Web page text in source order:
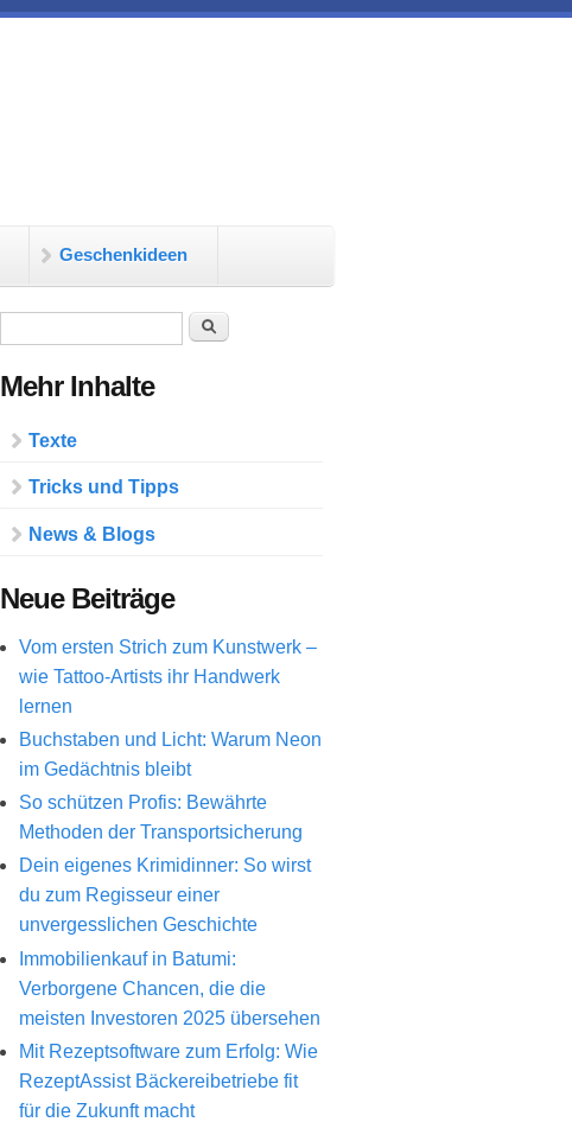
Geschenkideen
Suche
Mehr Inhalte
Texte
Tricks und Tipps
News & Blogs
Neue Beiträge
Vom ersten Strich zum Kunstwerk –
wie Tattoo-Artists ihr Handwerk
lernen
Buchstaben und Licht: Warum Neon
im Gedächtnis bleibt
So schützen Profis: Bewährte
Methoden der Transportsicherung
Dein eigenes Krimidinner: So wirst
du zum Regisseur einer
unvergesslichen Geschichte
Immobilienkauf in Batumi:
Verborgene Chancen, die die
meisten Investoren 2025 übersehen
Mit Rezeptsoftware zum Erfolg: Wie
RezeptAssist Bäckereibetriebe fit
für die Zukunft macht